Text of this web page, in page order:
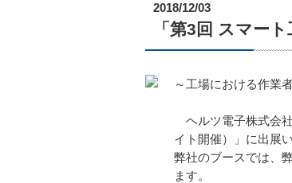
2018/12/03
「第3回 スマー
～工場における作業
ヘルツ電子株式会
イト開催）」に出展
弊社のブースでは、
ます。